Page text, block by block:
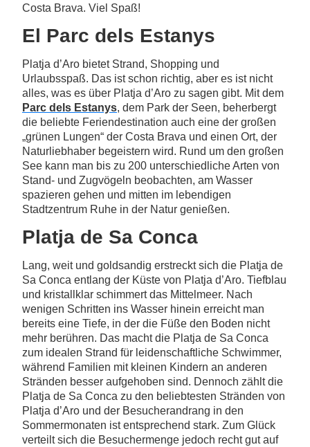
Costa Brava. Viel Spaß!
El Parc dels Estanys
Platja d’Aro bietet Strand, Shopping und
Urlaubsspaß. Das ist schon richtig, aber es ist nicht
alles, was es über Platja d’Aro zu sagen gibt. Mit dem
Parc dels Estanys, dem Park der Seen, beherbergt
die beliebte Feriendestination auch eine der großen
„grünen Lungen“ der Costa Brava und einen Ort, der
Naturliebhaber begeistern wird. Rund um den großen
See kann man bis zu 200 unterschiedliche Arten von
Stand- und Zugvögeln beobachten, am Wasser
spazieren gehen und mitten im lebendigen
Stadtzentrum Ruhe in der Natur genießen.
Platja de Sa Conca
Lang, weit und goldsandig erstreckt sich die Platja de
Sa Conca entlang der Küste von Platja d’Aro. Tiefblau
und kristallklar schimmert das Mittelmeer. Nach
wenigen Schritten ins Wasser hinein erreicht man
bereits eine Tiefe, in der die Füße den Boden nicht
mehr berühren. Das macht die Platja de Sa Conca
zum idealen Strand für leidenschaftliche Schwimmer,
während Familien mit kleinen Kindern an anderen
Stränden besser aufgehoben sind. Dennoch zählt die
Platja de Sa Conca zu den beliebtesten Stränden von
Platja d’Aro und der Besucherandrang in den
Sommermonaten ist entsprechend stark. Zum Glück
verteilt sich die Besuchermenge jedoch recht gut auf